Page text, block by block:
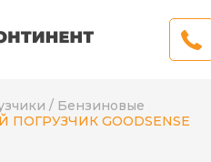
/ Бензиновые
GOODSENSE